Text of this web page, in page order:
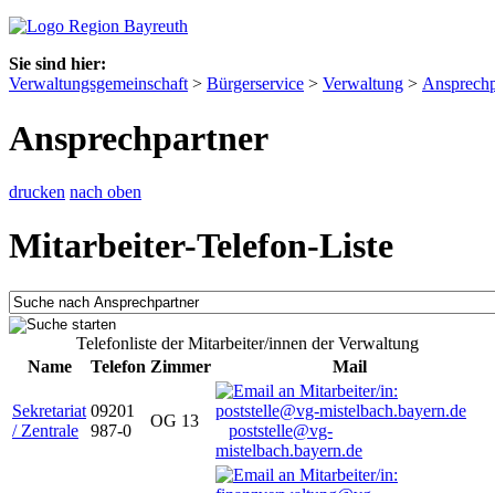
Sie sind hier:
Verwaltungsgemeinschaft > Bürgerservice > Verwaltung >
Ansprechpartner
drucken nach oben
Mitarbeiter-Telefon-Liste
Telefonliste der Mitarbeiter/innen der Verwaltung
Name
Telefon Zimmer Mail
Sekretariat
/ Zentrale
09201
987-0
OG 13
poststelle@vg-
mistelbach.bayern.de